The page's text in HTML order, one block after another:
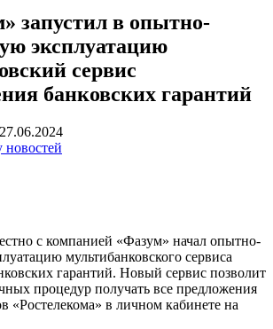
запустил в опытно-
эксплуатацию
сервис
банковских гарантий
27.06.2024
новостей
с компанией «Фазум» начал опытно-
мультибанковского сервиса
гарантий. Новый сервис позволит
процедур получать все предложения
«Ростелекома» в личном кабинете на